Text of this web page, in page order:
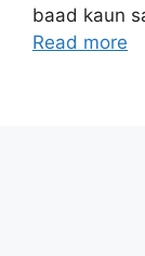
baad kaun
Read more